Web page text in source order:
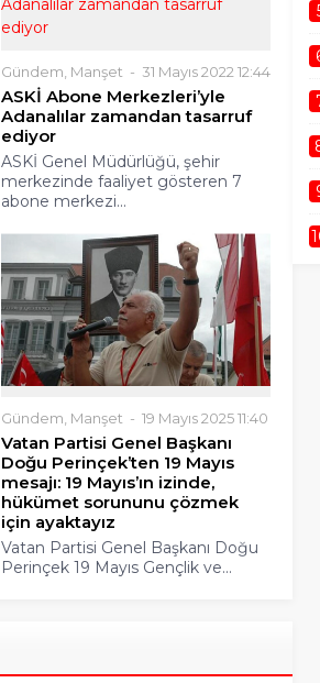
Gündem Manşet 31 Mayıs 2022 12:44
ASKİ Abone Merkezleri’yle
Adanalılar zamandan tasarruf
ediyor
ASKİ Genel Müdürlüğü, şehir
merkezinde faaliyet gösteren 7
abone merkezi...
Gündem, Manşet 19 Mayıs 2025 11:40
Vatan Partisi Genel Başkanı
Doğu Perinçek’ten 19 Mayıs
mesajı: 19 Mayıs’ın izinde,
hükümet sorununu çözmek
için ayaktayız
Vatan Partisi Genel Başkanı Doğu
Perinçek 19 Mayıs Gençlik ve...